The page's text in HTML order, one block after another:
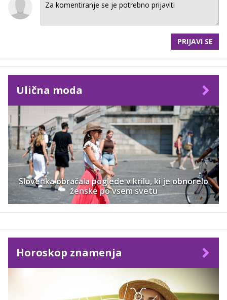
PRIJAVI SE
Ulična moda
Slovenka obračala poglede v krilu, ki je obnorelo
ženske po vsem svetu
Horoskop znamenja